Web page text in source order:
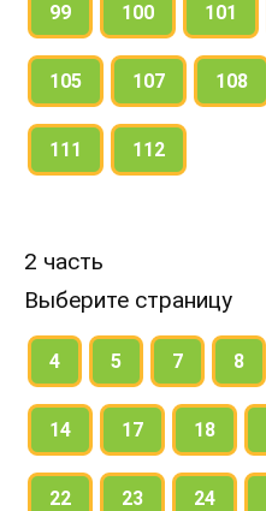
99 100 101
105 107 108
111 112
2 часть
Выберите страницу
4 5 7 8
14 17 18
22 23 24